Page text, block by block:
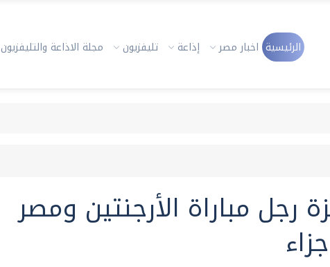
الرئيسية اخبار مصر إذاعة تليفزيون مجلة الاذاعة والتليفزيون
مباراة الأرجنتين ومصر